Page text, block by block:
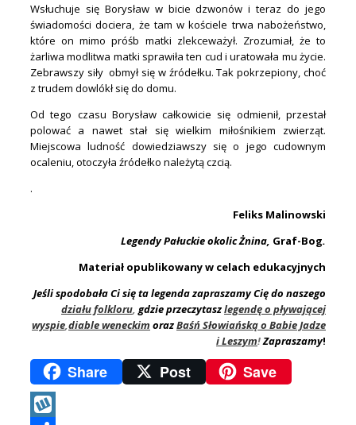
Wsłuchuje się Borysław w bicie dzwonów i teraz do jego
świadomości dociera, że tam w kościele trwa nabożeństwo,
które on mimo próśb matki zlekceważył. Zrozumiał, że to
żarliwa modlitwa matki sprawiła ten cud i uratowała mu życie.
Zebrawszy siły obmył się w źródełku. Tak pokrzepiony, choć
z trudem dowlókł się do domu.
Od tego czasu Borysław całkowicie się odmienił, przestał
polować a nawet stał się wielkim miłośnikiem zwierząt.
Miejscowa ludność dowiedziawszy się o jego cudownym
ocaleniu, otoczyła źródełko należytą czcią.
.
Feliks Malinowski
Legendy Pałuckie okolic Żnina, Graf-Bog.
Materiał opublikowany w celach edukacyjnych
Jeśli spodobała Ci się ta legenda zapraszamy Cię do naszego
działu folkloru, gdzie przeczytaszlegendę o pływającej
wyspie,diableweneckim orazBaśń Słowiańską o Babie Jadze
i Leszym!Zapraszamy!
Share Post Save